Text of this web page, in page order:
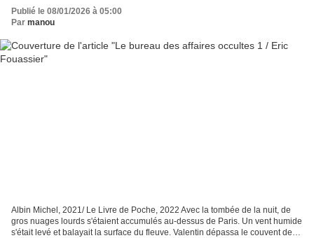
Publié le 08/01/2026 à 05:00
Par manou
Albin Michel, 2021/ Le Livre de Poche, 2022 Avec la tombée de la nuit, de
gros nuages lourds s'étaient accumulés au-dessus de Paris. Un vent humide
s'était levé et balayait la surface du fleuve. Valentin dépassa le couvent des